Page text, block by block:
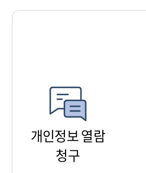
개인정보 열람
청구